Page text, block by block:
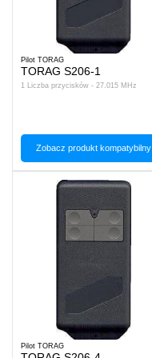
Pilot TORAG
TORAG S206-1
1 Liczba przycisków - 27.015 MHz
Zobacz produkt kompatybilny
Pilot TORAG